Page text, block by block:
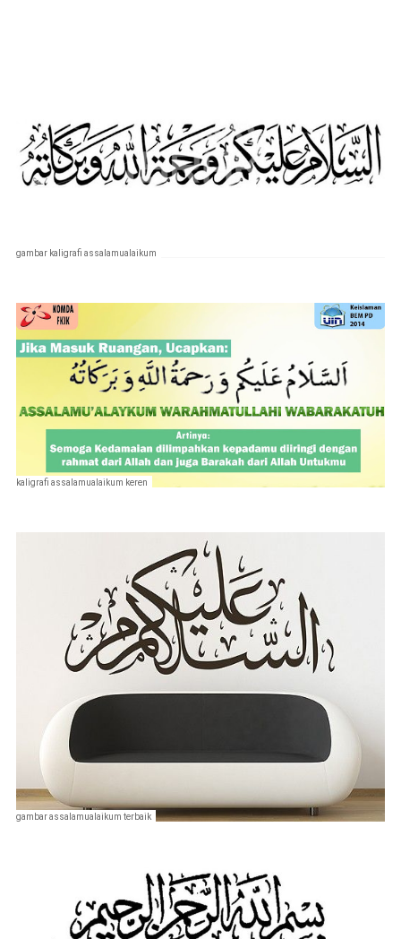
gambar kaligrafi assalamualaikum
kaligrafi assalamualaikum keren
gambar assalamualaikum terbaik